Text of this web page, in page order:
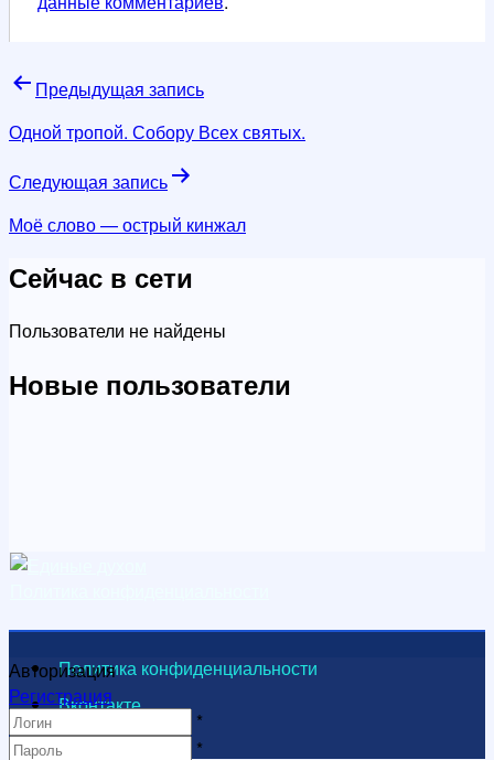
Навигация
по
Предыдущая запись
Одной тропой. Собору Всех святых.
Следующая запись
Моё слово — острый кинжал
Сейчас в сети
Пользователи не найдены
Новые пользователи
Политика конфиденциальности
Вконтакте
Видеоканал
Авторизация
Регистрация
*
*